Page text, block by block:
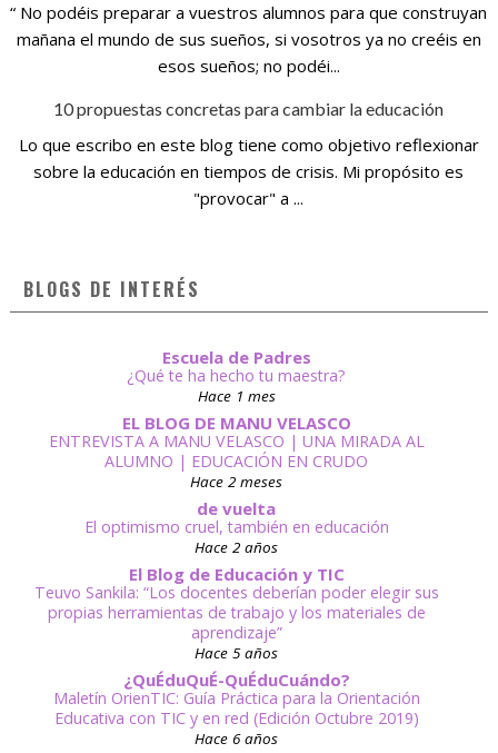
“ No podéis preparar a vuestros alumnos para que construyan
mañana el mundo de sus sueños, si vosotros ya no creéis en
esos sueños; no podéi...
10 propuestas concretas para cambiar la educación
Lo que escribo en este blog tiene como objetivo reflexionar
sobre la educación en tiempos de crisis. Mi propósito es
"provocar" a ...
BLOGS DE INTERÉS
Escuela de Padres
¿Qué te ha hecho tu maestra?
Hace 1 mes
EL BLOG DE MANU VELASCO
ENTREVISTA A MANU VELASCO | UNA MIRADA AL
ALUMNO | EDUCACIÓN EN CRUDO
Hace 2 meses
de vuelta
El optimismo cruel, también en educación
Hace 2 años
El Blog de Educación y TIC
Teuvo Sankila: “Los docentes deberían poder elegir sus
propias herramientas de trabajo y los materiales de
aprendizaje”
Hace 5 años
¿QuÉduQuÉ-QuÉduCuándo?
Maletín OrienTIC: Guía Práctica para la Orientación
Educativa con TIC y en red (Edición Octubre 2019)
Hace 6 años